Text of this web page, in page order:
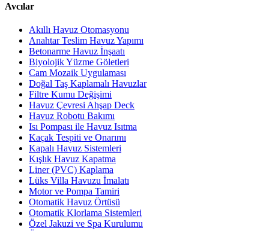
Avcılar
Akıllı Havuz Otomasyonu
Anahtar Teslim Havuz Yapımı
Betonarme Havuz İnşaatı
Biyolojik Yüzme Göletleri
Cam Mozaik Uygulaması
Doğal Taş Kaplamalı Havuzlar
Filtre Kumu Değişimi
Havuz Çevresi Ahşap Deck
Havuz Robotu Bakımı
Isı Pompası ile Havuz Isıtma
Kaçak Tespiti ve Onarımı
Kapalı Havuz Sistemleri
Kışlık Havuz Kapatma
Liner (PVC) Kaplama
Lüks Villa Havuzu İmalatı
Motor ve Pompa Tamiri
Otomatik Havuz Örtüsü
Otomatik Klorlama Sistemleri
Özel Jakuzi ve Spa Kurulumu